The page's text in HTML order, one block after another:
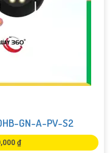
GN-A-PV-S2
₫